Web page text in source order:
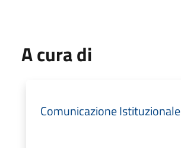
A cura di
Comunicazione Istituzionale